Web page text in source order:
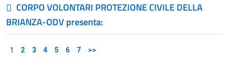
CORPO VOLONTARI PROTEZIONE CIVILE DELLA
BRIANZA-ODV presenta:
1 2 3 4 5 6 7 >>